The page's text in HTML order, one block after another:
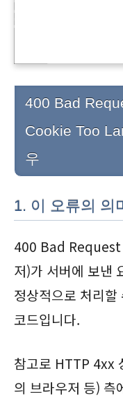
400 Bad
Cookie Too
우
1. 이 오류의 의미
400 Bad Request
저)가 서버에 보낸
정상적으로 처리
코드입니다.
참고로 HTTP 4xx
의 브라우저 등) 측